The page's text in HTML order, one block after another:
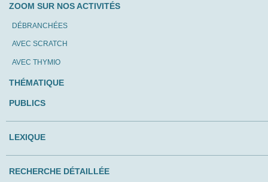
ZOOM SUR NOS ACTIVITÉS
DÉBRANCHÉES
AVEC SCRATCH
AVEC THYMIO
THÉMATIQUE
PUBLICS
LEXIQUE
RECHERCHE DÉTAILLÉE